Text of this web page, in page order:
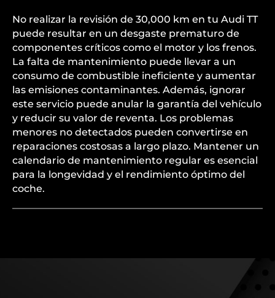
No realizar la revisión de 30,000 km en tu Audi TT
puede resultar en un desgaste prematuro de
componentes críticos como el motor y los frenos.
La falta de mantenimiento puede llevar a un
consumo de combustible ineficiente y aumentar
las emisiones contaminantes. Además, ignorar
este servicio puede anular la garantía del vehículo
y reducir su valor de reventa. Los problemas
menores no detectados pueden convertirse en
reparaciones costosas a largo plazo. Mantener un
calendario de mantenimiento regular es esencial
para la longevidad y el rendimiento óptimo del
coche.